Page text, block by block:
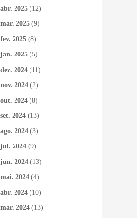
abr. 2025 (12)
mar. 2025 (9)
fev. 2025 (8)
jan. 2025 (5)
dez. 2024 (11)
nov. 2024 (2)
out. 2024 (8)
set. 2024 (13)
ago. 2024 (3)
jul. 2024 (9)
jun. 2024 (13)
mai. 2024 (4)
abr. 2024 (10)
mar. 2024 (13)